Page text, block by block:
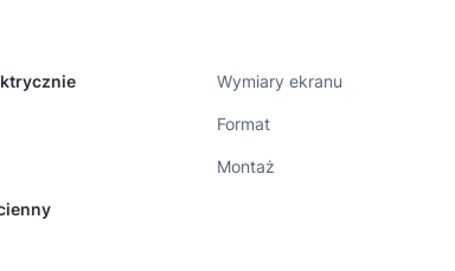
Wymiary ekranu
Format
Montaż